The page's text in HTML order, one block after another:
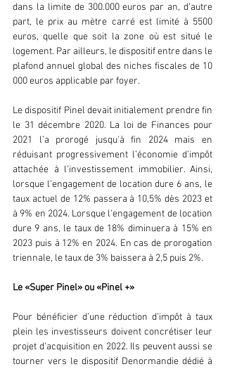
dans la limite de 300.000 euros par an, d’autre
part, le prix au mètre carré est limité à 5500
euros, quelle que soit la zone où est situé le
logement. Par ailleurs, le dispositif entre dans le
plafond annuel global des niches fiscales de 10
000 euros applicable par foyer.
Le dispositif Pinel devait initialement prendre fin
le 31 décembre 2020. La loi de Finances pour
2021 l’a prorogé jusqu'à fin 2024 mais en
réduisant progressivement l’économie d’impôt
attachée à l’investissement immobilier. Ainsi,
lorsque l’engagement de location dure 6 ans, le
taux actuel de 12% passera à 10,5% dès 2023 et
à 9% en 2024. Lorsque l’engagement de location
dure 9 ans, le taux de 18% diminuera à 15% en
2023 puis à 12% en 2024. En cas de prorogation
triennale, le taux de 3% baissera à 2,5 puis 2%.
Le «Super Pinel» ou «Pinel +»
Pour bénéficier d’une réduction d’impôt à taux
plein les investisseurs doivent concrétiser leur
projet d’acquisition en 2022. Ils peuvent aussi se
tourner vers le dispositif Denormandie dédié à